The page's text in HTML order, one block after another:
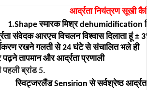
आर्द्रता नियंत्रण सूखी
1.Shape स्मारक मिश्र dehumidification
संवेदक आरएच विचलन विश्वास दिलाता हूं ±
रखने गलती से 24 घंटे से संचालित भले ही
तापमान और आर्द्रता प्रणाली
ब्रांड 5.
स्विट्जरलैंड Sensirion से सर्वश्रेष्ठ